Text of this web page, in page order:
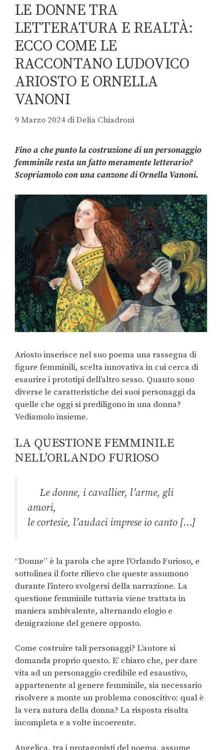
LE DONNE TRA
LETTERATURA E REALTÀ:
ECCO COME LE
RACCONTANO LUDOVICO
ARIOSTO E ORNELLA
VANONI
9 Marzo 2024 diDelia Chiadroni
Fino a che punto la costruzione di un personaggio
femminile resta un fatto meramenteletterario?
Scopriamolo con una canzone di Ornella Vanoni.
Ariosto inserisce nel suo poema una rassegna di
figure femminili, scelta innovativa in cui cerca di
esaurire i prototipi dell’altro sesso. Quanto sono
diverse le caratteristiche dei suoi personaggi da
quelle che oggi si prediligono in una donna?
Vediamolo insieme.
LA QUESTIONE FEMMINILE
NELL’ORLANDO FURIOSO
Le donne, i cavallier, l’arme, gli
amori,
le cortesie, l’audaci imprese io canto […]
“Donne” è la parola che apre l’Orlando Furioso, e
sottolinea il forte rilievo che queste assumono
durante l’intero svolgersi della narrazione. La
questione femminile tuttavia viene trattata in
maniera ambivalente, alternando elogio e
denigrazione del genere opposto.
Come costruire tali personaggi? L’autore si
domanda proprio questo. E’ chiaro che, per dare
vita ad un personaggio credibile ed esaustivo,
appartenente al genere femminile, sia necessario
risolvere a monte un problema conoscitivo: qual è
la vera natura della donna? La risposta risulta
incompleta e a volte incoerente.